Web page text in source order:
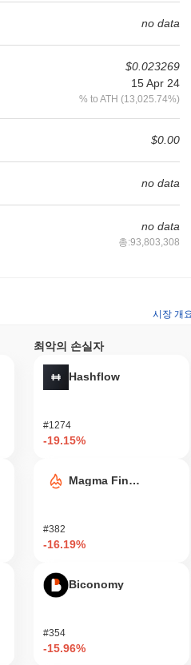
no data
$0.023269
15 Apr 24
% to ATH (13,025.74%)
$0.00
no data
no data
총:93,803,308
상태이며, 팀의 지속적인 개발과
고 있습니다. 이 프로젝트는 여전히
유지하고 있습니다.
구를 위해 설계되었나요?
거래소에서 최대 추출 가능 가치
전략을 최적화하려는 DeFi 사용자 및
래자들입니다. 이 도구는 정교한 거
게 보호되나요?
는 거래 검증에 참여하여 네트워크
며, 신뢰할 수 있는 합의와 악의적
전한 환경을 조성하면서 분산화와
이나 위험에 직면한 적이 있
보안 사건과 MEV(채굴자 추출 가
인 변동성에 대한 우려로 인해 조사
흔히 발생하는 문제로 프로젝트의
의문을 제기합니다. 또한, 규제 기관
centralized and decentralized 암호
시장 개
최악의 손실자
Hashflow
#1274
-19.15%
Magma Finance
#382
-16.19%
Biconomy
#354
-15.96%